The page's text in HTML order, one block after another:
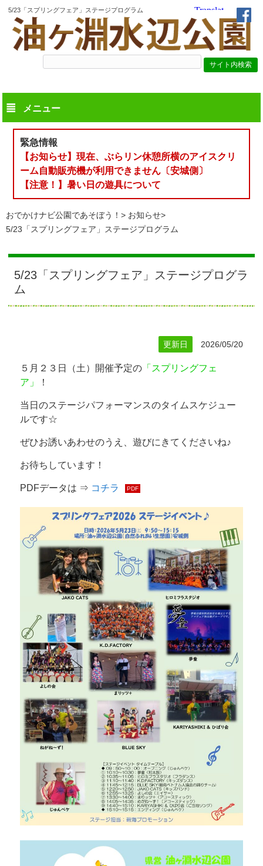
5/23「スプリングフェア」ステージプログラム
メニュー
緊急情報
【お知らせ】現在、ぶらリン休憩所横のアイスクリ
ーム自動販売機が利用できません〔安城側〕
【注意！】暑い日の遊具について
おでかけナビ公園であそぼう！
お知らせ
5/23「スプリングフェア」ステージプログラム
5/23「スプリングフェア」ステージプログラ
ム
更新日 2026/05/20
５月２３日（土）開催予定の 「スプリングフェ
ア」
！
当日のステージパフォーマンスのタイムスケジュー
ルです☆
ぜひお誘いあわせのうえ、遊びにきてくださいね♪
お待ちしています！
PDFデータは ⇒ コチラ